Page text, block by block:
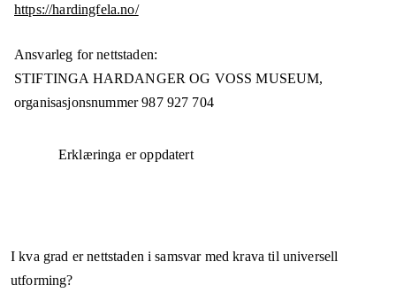
https://hardingfela.no/
Ansvarleg for nettstaden:
STIFTINGA HARDANGER OG VOSS MUSEUM,
organisasjonsnummer 987 927 704
Erklæringa er oppdatert
I kva grad er nettstaden i samsvar med krava til universell
utforming?